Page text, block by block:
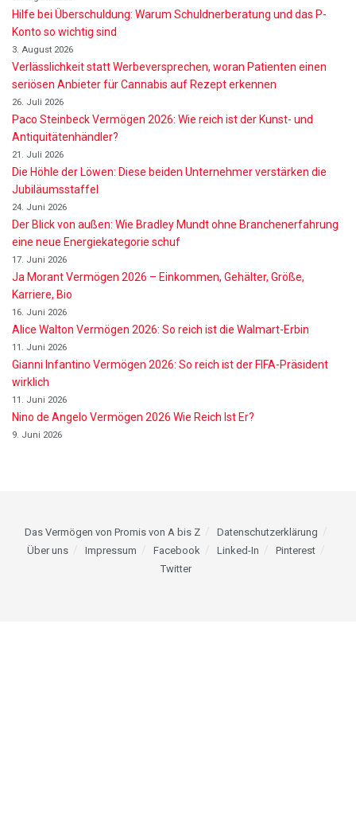
wirklich
11. Juni 2026
Nino de Angelo Vermögen 2026 Wie Reich Ist Er?
9. Juni 2026
Das Vermögen von Promis von A bis Z
Über uns
Impressum Facebook Linked-In
Pinterest